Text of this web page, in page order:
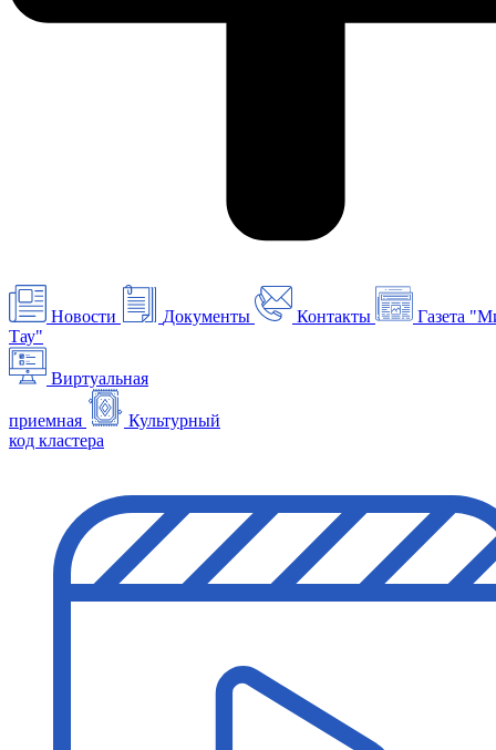
Новости Документы Контакты
Газета
Тау"
Виртуальная
приемная
Культурный
код кластера